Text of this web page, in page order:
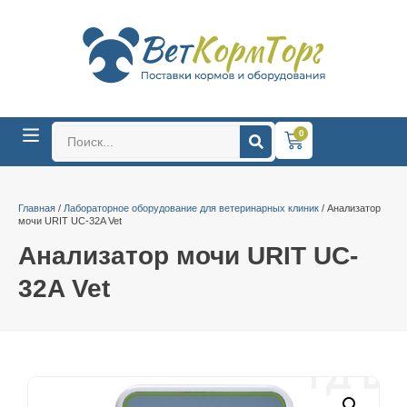
0
Главная / Лабораторное оборудование для ветеринарных клиник / Анализатор
мочи URIT UC-32A Vet
Анализатор мочи URIT UC-
32A Vet